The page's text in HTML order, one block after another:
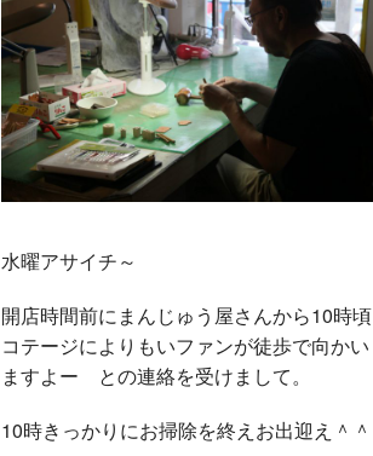
c
e
b
o
o
i
t
t
r
n
e
水曜アサイチ～
開店時間前にまんじゅう屋さんから10時頃
コテージによりもいファンが徒歩で向かい
ますよー との連絡を受けまして。
10時きっかりにお掃除を終えお出迎え＾＾